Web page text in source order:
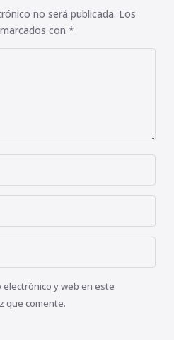
no será publicada. Los
con*
electrónico y web en este
que comente.